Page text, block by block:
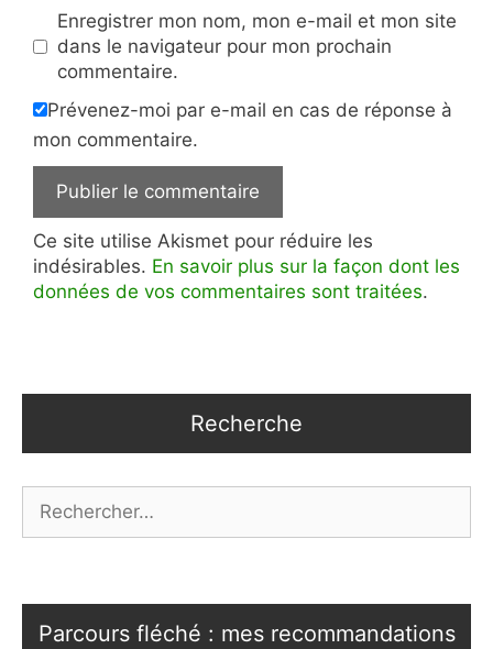
Enregistrer mon nom, mon e-mail et mon site
dans le navigateur pour mon prochain
commentaire.
Prévenez-moi par e-mail en cas de réponse à
mon commentaire.
Ce site utilise Akismet pour réduire les
indésirables. En savoir plus sur la façon dont les
données de vos commentaires sont traitées.
Recherche
Parcours fléché : mes recommandations